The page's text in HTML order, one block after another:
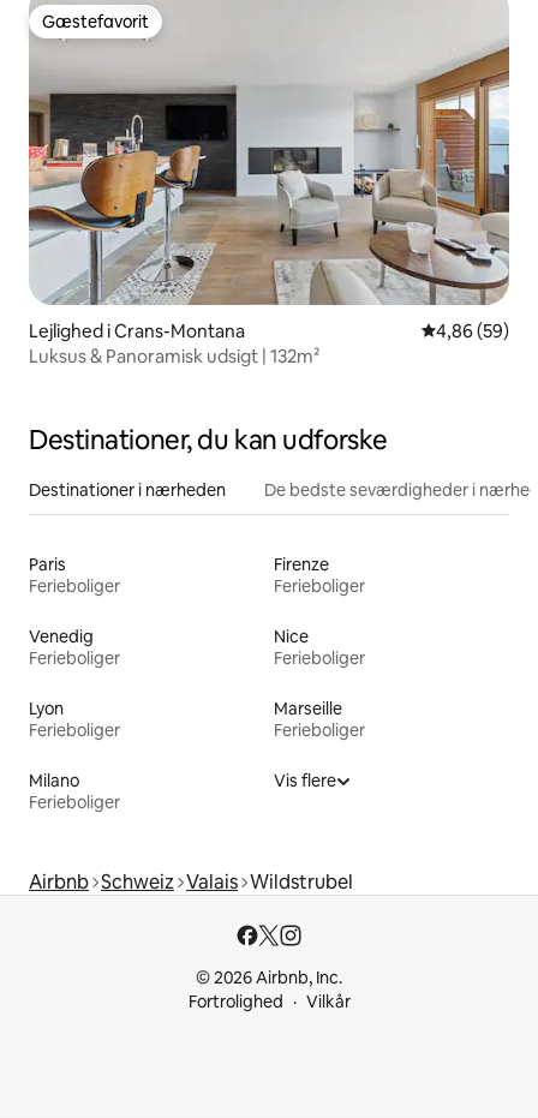
Gæstefavorit
Gæstefavorit
Lejlighed i Crans-Montana 4,86 ud af 5 i
4,86 (59)
Luksus & Panoramisk udsigt | 132m²
Destinationer, du kan udforske
Destinationer i nærheden De bedste seværdigheder i
Paris
Ferieboliger
Firenze
Ferieboliger
Venedig
Ferieboliger
Nice
Ferieboliger
Lyon
Ferieboliger
Marseille
Ferieboliger
Milano
Ferieboliger
Vis flere
Airbnb Schweiz Valais Wildstrubel
© 2026 Airbnb, Inc.
Fortrolighed
Vilkår